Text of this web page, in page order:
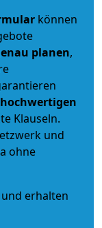
können
planen,
Klauseln.
und
ohne
und erhalten